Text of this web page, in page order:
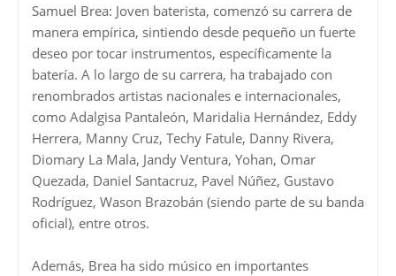
Samuel Brea: Joven baterista, comenzó su carrera de
manera empírica, sintiendo desde pequeño un fuerte
deseo por tocar instrumentos, específicamente la
batería. A lo largo de su carrera, ha trabajado con
renombrados artistas nacionales e internacionales,
como Adalgisa Pantaleón, Maridalia Hernández, Eddy
Herrera, Manny Cruz, Techy Fatule, Danny Rivera,
Diomary La Mala, Jandy Ventura, Yohan, Omar
Quezada, Daniel Santacruz, Pavel Núñez, Gustavo
Rodríguez, Wason Brazobán (siendo parte de su banda
oficial), entre otros.
Además, Brea ha sido músico en importantes